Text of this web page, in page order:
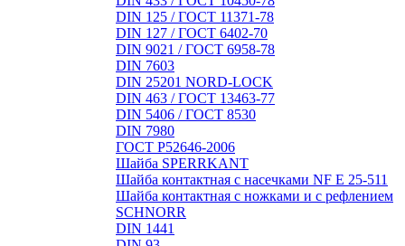
DIN 125 / ГОСТ 11371-78
DIN 127 / ГОСТ 6402-70
DIN 9021 / ГОСТ 6958-78
DIN 7603
DIN 25201 NORD-LOCK
DIN 463 / ГОСТ 13463-77
DIN 5406 / ГОСТ 8530
DIN 7980
ГОСТ Р52646-2006
Шайба SPERRKANT
Шайба контактная с насечками NF E 25-511
Шайба контактная с ножками и с рефлением
SCHNORR
DIN 1441